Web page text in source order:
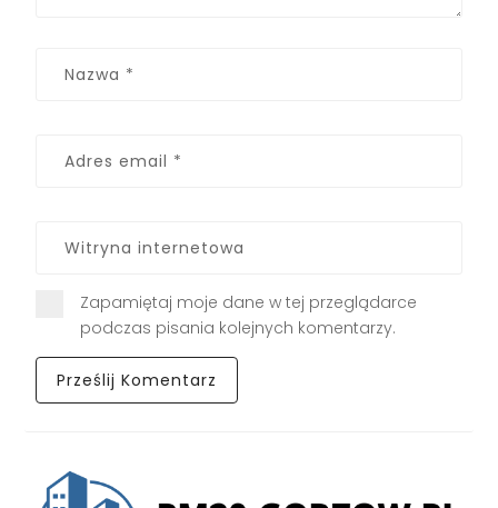
Zapamiętaj moje dane w tej przeglądarce
podczas pisania kolejnych komentarzy.